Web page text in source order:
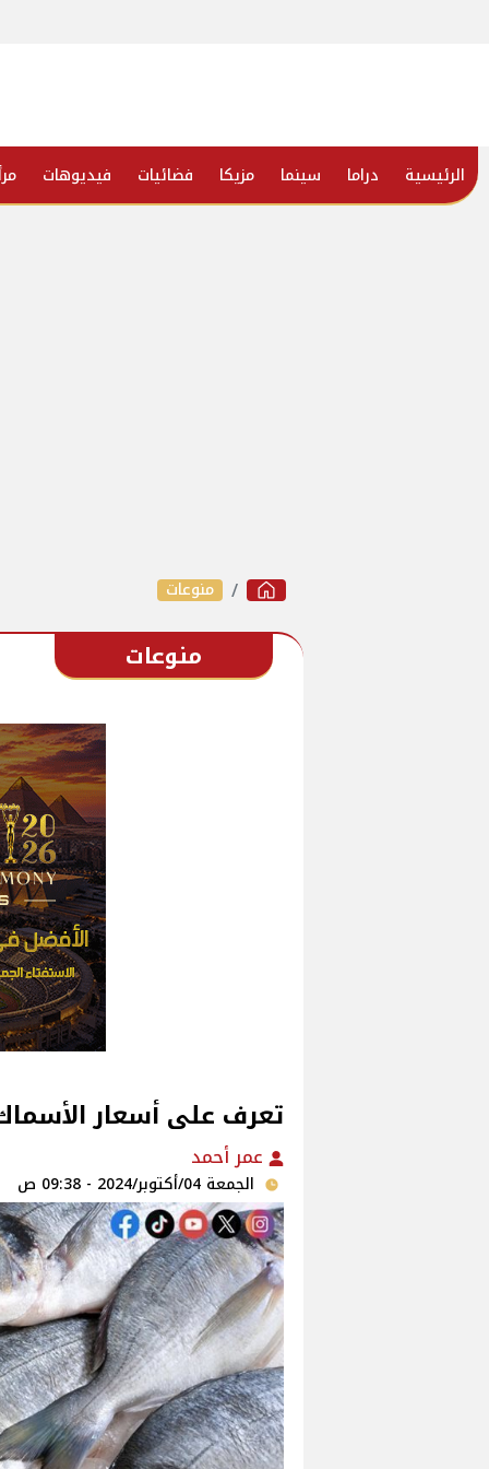
الرئيسية دراما سينما مزيكا فضائيات فيديوهات
منوعات
منوعات
تعرف على أسعار
عمر أحمد
الجمعة 04/أكتوبر/2024 - 09:38 ص